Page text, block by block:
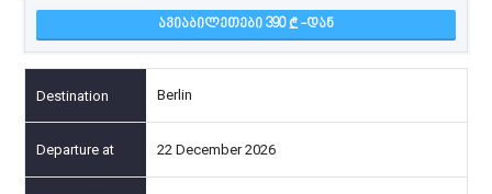
ᲐᲕᲘᲐᲑᲘᲚᲔᲗᲔᲑᲘ 390 -ᲓᲐᲜ
Berlin
22 December 2026